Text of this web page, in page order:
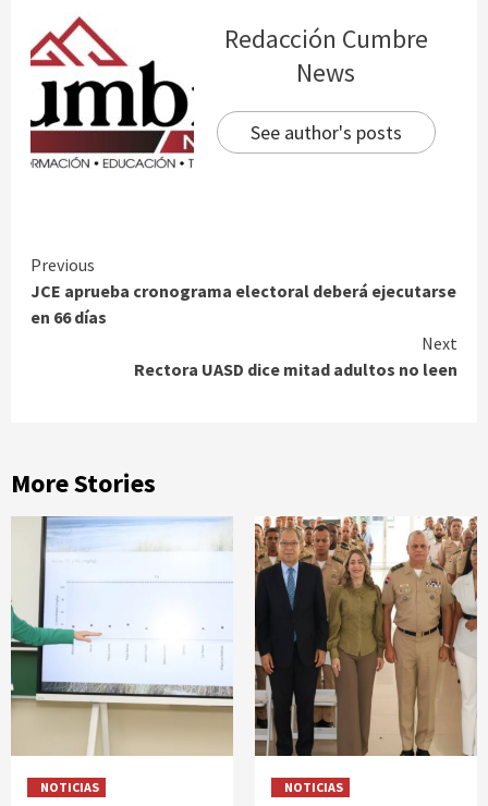
Redacción Cumbre
News
See author's posts
Continue
Reading
Previous
JCE aprueba cronograma electoral deberá ejecutarse
en 66 días
Next
Rectora UASD dice mitad adultos no leen
More Stories
NOTICIAS NOTICIAS